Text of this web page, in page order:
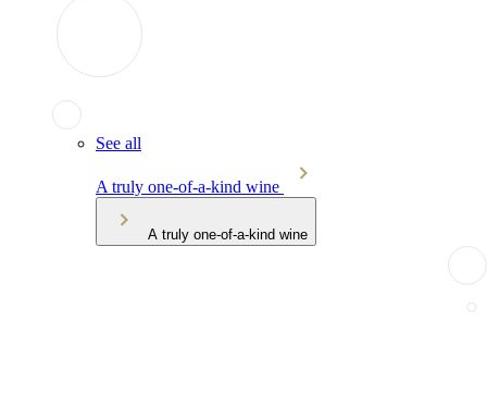
See all
A truly one-of-a-kind wine
A truly one-of-a-kind wine